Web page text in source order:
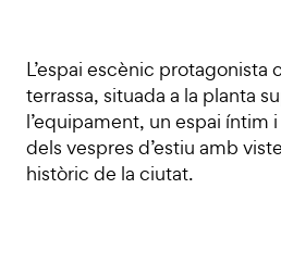
L’espai escènic protagonista
terrassa, situada a la planta
l’equipament, un espai íntim
dels vespres d’estiu amb
històric de la ciutat.